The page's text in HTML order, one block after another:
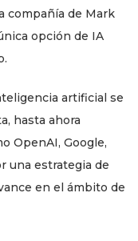
compañía de Mark
opción de IA
artificial se
hasta ahora
OpenAI, Google,
una estrategia de
en el ámbito de